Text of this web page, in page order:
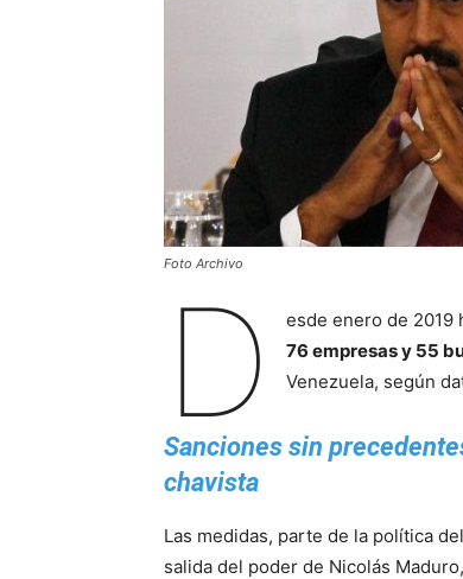
Foto Archivo
D esde enero de 2019
76 empresas y 55
Venezuela, según
Sanciones sin
chavista
Las medidas, parte de la política
salida del poder de Nicolás